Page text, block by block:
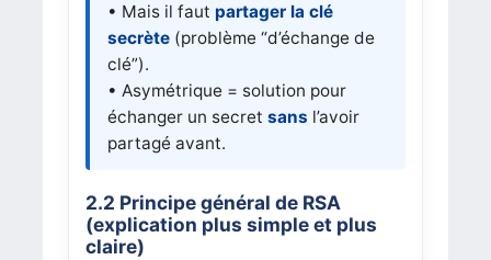
• Mais il faut partager la clé
secrète(problème “d’échange de
clé”).
• Asymétrique = solution pour
échanger un secret sans l’avoir
partagé avant.
2.2 Principe général de RSA
(explication plus simple et plus
claire)